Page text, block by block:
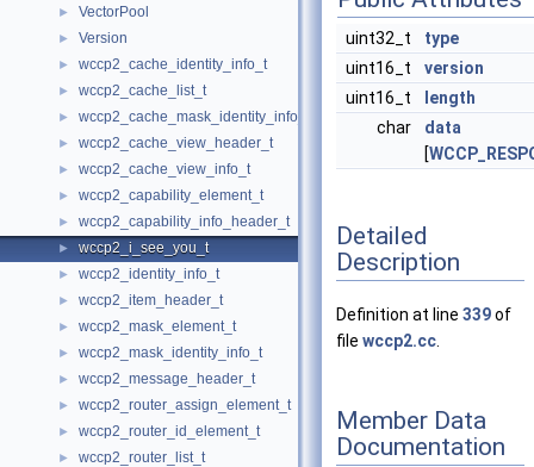
► VectorPool
► Version
► wccp2_cache_identity_info_t
► wccp2_cache_list_t
► wccp2_cache_mask_identity_info_t
► wccp2_cache_view_header_t
► wccp2_cache_view_info_t
► wccp2_capability_element_t
► wccp2_capability_info_header_t
► wccp2_i_see_you_t
► wccp2_identity_info_t
► wccp2_item_header_t
► wccp2_mask_element_t
► wccp2_mask_identity_info_t
► wccp2_message_header_t
► wccp2_router_assign_element_t
► wccp2_router_id_element_t
► wccp2_router_list_t
uint32_t
type
uint16_t
version
uint16_t
length
char
data
[
Detailed
Description
Definition at line 339of
file wccp2.cc
Member Data
Documentation